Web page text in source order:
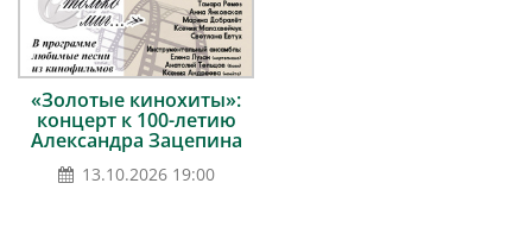
«Золотые кинохиты»:
концерт к 100-летию
Александра Зацепина
13.10.2026 19:00